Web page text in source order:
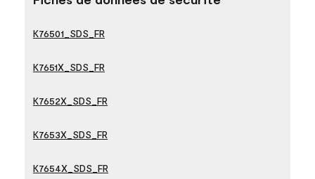
K76501_SDS_FR
K7651X_SDS_FR
K7652X_SDS_FR
K7653X_SDS_FR
K7654X_SDS_FR